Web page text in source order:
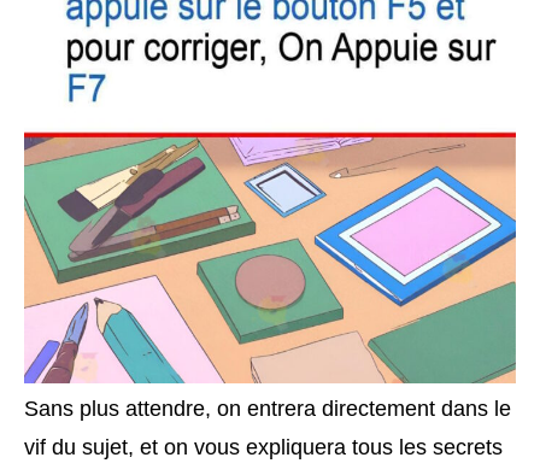
Sans plus attendre, on entrera directement dans le
vif du sujet, et on vous expliquera tous les secrets